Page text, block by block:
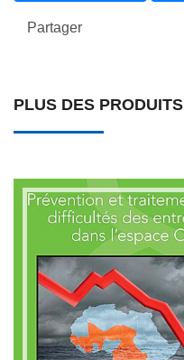
Partager
PLUS DES PRODUITS